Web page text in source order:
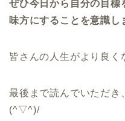
ぜひ今日から自分の目標
味方にすることを意識し
皆さんの人生がより良く
最後まで読んでいただき
(^▽^)/